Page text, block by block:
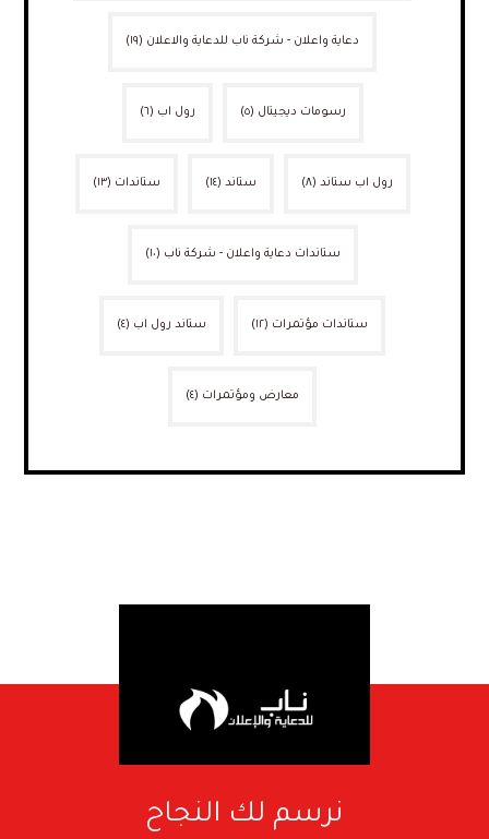
دعاية واعلان - شركة ناب للدعاية والاعلان (١٩)
رسومات ديجيتال (٥) رول اب (٦)
رول اب ستاند (٨) ستاند (١٤) ستاندات (١٣)
ستاندات دعاية واعلان - شركة ناب (١٠)
ستاندات مؤتمرات (١٢) ستاند رول اب (٤)
معارض ومؤتمرات (٤)
نرسم لك النجاح